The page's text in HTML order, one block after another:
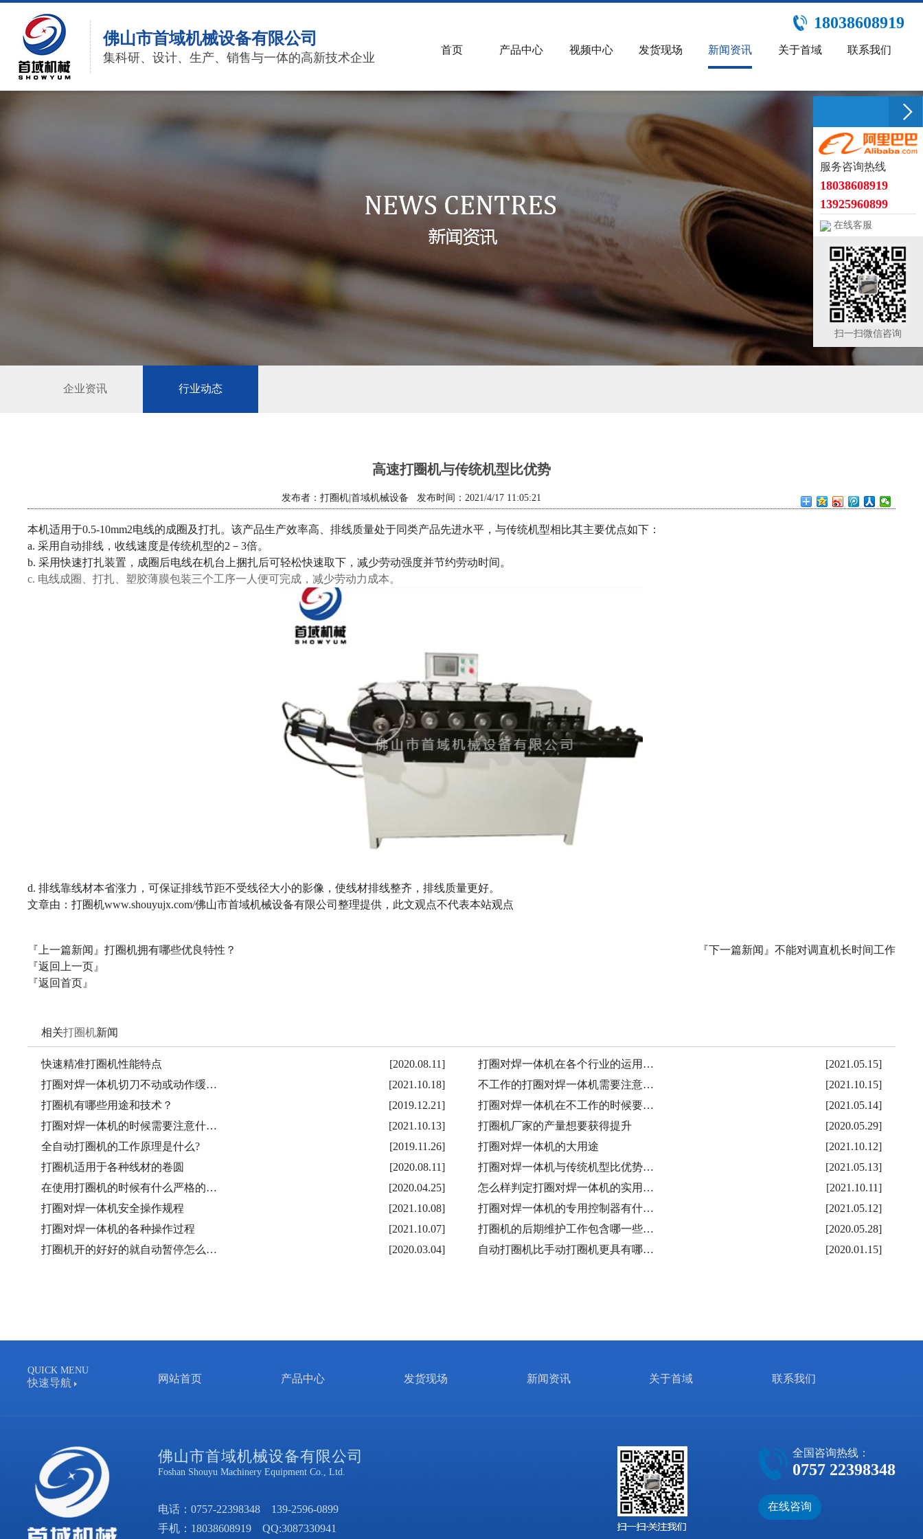
佛山市首域机械设备有限公司
集科研、设计、生产、销售与一体的高新技术企业
18038608919
首页 产品中心 视频中心 发货现场 新闻资讯 关于首域 联系我们
企业资讯 行业动态
高速打圈机与传统机型比优势
发布者：打圈机|首域机械设备 发布时间：2021/4/17 11:05:21
本机适用于0.5-10mm2电线的成圈及打扎。该产品生产效率高、排线质量处于同类产品先进水平，与传统机型相比其主要优点如下：
a. 采用自动排线，收线速度是传统机型的2－3倍。
b. 采用快速打扎装置，成圈后电线在机台上捆扎后可轻松快速取下，减少劳动强度并节约劳动时间。
c. 电线成圈、打扎、塑胶薄膜包装三个工序一人便可完成，减少劳动力成本。
d. 排线靠线材本省涨力，可保证排线节距不受线径大小的影像，使线材排线整齐，排线质量更好。
文章由：打圈机www.shouyujx.com/佛山市首域机械设备有限公司整理提供，此文观点不代表本站观点
『上一篇新闻』打圈机拥有哪些优良特性？ 『下一篇新闻』 不能对调直机长时间工作
『返回上一页』
『返回首页』
相关打圈机新闻
[2020.08.11]
快速精准打圈机性能特点 [2021.05.15]
打圈对焊一体机在各个行业的运用…
[2021.10.18]
打圈对焊一体机切刀不动或动作缓… [2021.10.15]
不工作的打圈对焊一体机需要注意…
[2019.12.21]
打圈机有哪些用途和技术？ [2021.05.14]
打圈对焊一体机在不工作的时候要…
[2021.10.13]
打圈对焊一体机的时候需要注意什… [2020.05.29]
打圈机厂家的产量想要获得提升
[2019.11.26]
全自动打圈机的工作原理是什么? [2021.10.12]
打圈对焊一体机的大用途
[2020.08.11]
打圈机适用于各种线材的卷圆 [2021.05.13]
打圈对焊一体机与传统机型比优势…
[2020.04.25]
在使用打圈机的时候有什么严格的… [2021.10.11]
怎么样判定打圈对焊一体机的实用…
[2021.10.08]
打圈对焊一体机安全操作规程 [2021.05.12]
打圈对焊一体机的专用控制器有什…
[2021.10.07]
打圈对焊一体机的各种操作过程 [2020.05.28]
打圈机的后期维护工作包含哪一些…
[2020.03.04]
打圈机开的好好的就自动暂停怎么… [2020.01.15]
自动打圈机比手动打圈机更具有哪…
QUICK MENU
快速导航 网站首页 产品中心 发货现场 新闻资讯 关于首域 联系我们
佛山市首域机械设备有限公司
Foshan Shouyu Machinery Equipment Co., Ltd.
电话： 0757-22398348
139-2596-0899
手机： 18038608919QQ:3087330941
全国咨询热线：
0757 22398348
在线咨询
服务咨询热线
18038608919
13925960899
在线客服
扫一扫微信咨询